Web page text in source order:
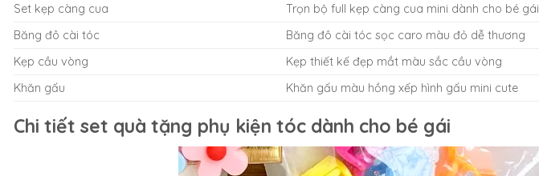
Set kẹp càng cua
Trọn bộ full kẹp càng cua mini dành cho bé gái
Băng đô cài tóc
Băng đô cài tóc sọc caro màu đỏ dễ thương
Kẹp cầu vòng
Kẹp thiết kế đẹp mắt màu sắc cầu vòng
Khăn gấu
Khăn gấu màu hồng xếp hình gấu mini cute
Chi tiết set quà tặng phụ kiện tóc dành cho bé gái